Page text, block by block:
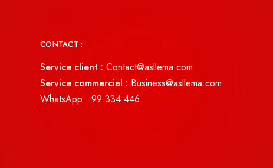
CONTACT :
Service client : Contact@asllema.com
Service commercial : Business@asllema.com
WhatsApp : 99 334 446